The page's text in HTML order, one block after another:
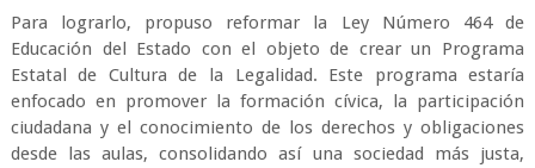
Para lograrlo, propuso reformar la Ley Número 464 de
Educación del Estado con el objeto de crear un Programa
Estatal de Cultura de la Legalidad. Este programa estaría
enfocado en promover la formación cívica, la participación
ciudadana y el conocimiento de los derechos y obligaciones
desde las aulas, consolidando así una sociedad más justa,